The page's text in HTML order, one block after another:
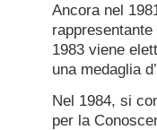
Ancora nel
1983 viene
una medaglia
Nel 1984, si
per la